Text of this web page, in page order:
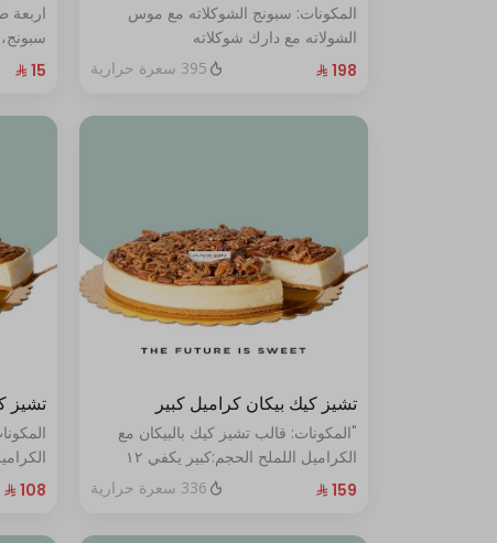
المكونات: سبونج الشوكلاته مع موس
الشولاته مع دارك شوكلاته
الحجم:صغير:يكفي ١٤ أشخاص"
395 سعرة حرارية
اربعة
تشيز كيك بيكان كراميل كبير
"المكونات: قالب تشيز كيك بالبيكان مع
الكراميل اللملح الحجم:كبير يكفي ١٢
أشخاص"
336 سعرة حرارية
تشيز
أشخاص